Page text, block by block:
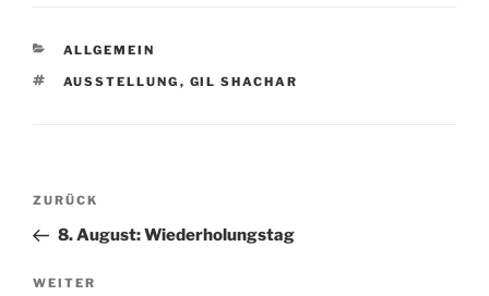
KATEGORIEN
ALLGEMEIN
SCHLAGWÖRTER
AUSSTELLUNG , GIL SHACHAR
Beitragsnavigation
Vorheriger
Beitrag
ZURÜCK
8. August: Wiederholungstag
Nächster
WEITER